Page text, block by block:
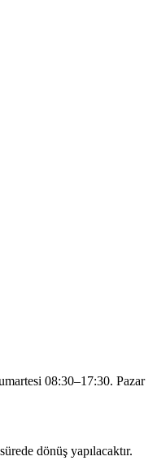
08:30–17:30. Pazar
dönüş yapılacaktır.